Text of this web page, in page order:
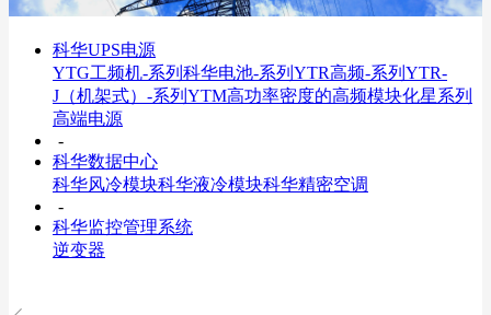
科华UPS电源
YTG工频机-系列 科华电池-系列 YTR高频-系列 YTR-
J（机架式）-系列 YTM高功率密度的高频模块化星系列
高端电源
-
科华数据中心
科华风冷模块科华液冷模块科华精密空调
-
科华监控管理系统
逆变器